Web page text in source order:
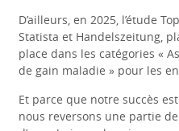
D’ailleurs, en 2025, l’étude
Statista et Handelszeitung,
place dans les catégories «
de gain maladie » pour les
Et parce que notre succès
nous reversons une partie